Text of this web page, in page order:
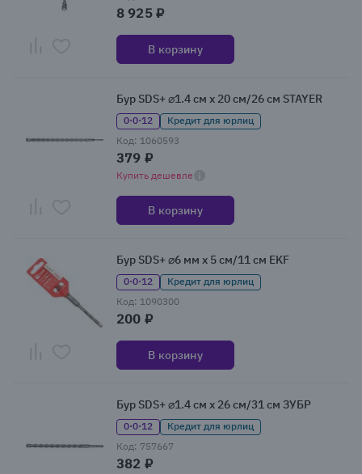
8 925 ₽
В корзину
Бур SDS+ ⌀1.4 см x 20 см/26 см STAYER
0·0·12
Кредит для юрлиц
Код: 1060593
379 ₽
Купить дешевле
В корзину
Бур SDS+ ⌀6 мм x 5 см/11 см EKF
0·0·12
Кредит для юрлиц
Код: 1090300
200 ₽
В корзину
Бур SDS+ ⌀1.4 см x 26 см/31 см ЗУБР
0·0·12
Кредит для юрлиц
Код: 757667
382 ₽